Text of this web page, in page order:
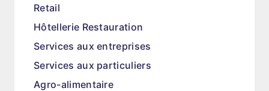
Retail
Hôtellerie Restauration
Services aux entreprises
Services aux particuliers
Agro-alimentaire